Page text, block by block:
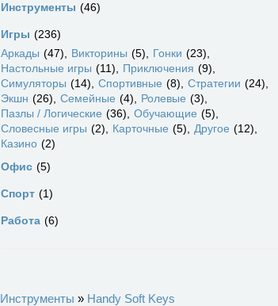
Инструменты 46
Игры
236
Аркады
47 Викторины 5 Гонки
23
Настольные игры
11 Приключения
9
Симуляторы
14 Спортивные 8 Стратегии
24
Экшн
26 Семейные 4 Ролевые
3
Пазлы / Логические
36 Обучающие
5
Словесные игры
2 Карточные 5 Другое
12
Казино
2
Офис 5
Спорт 1
Работа 6
Инструменты » Handy Soft Keys